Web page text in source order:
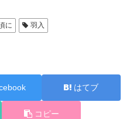
に 羽入
はてブ
コピー